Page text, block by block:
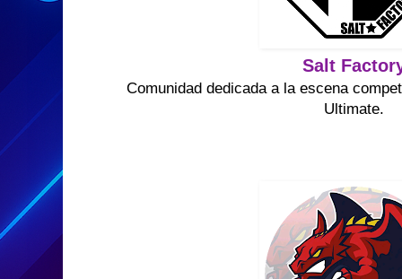
Salt
Comunidad dedicada a la escena
Ultimate.